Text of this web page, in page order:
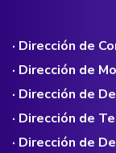
· Dirección de
· Dirección de
· Dirección de
· Dirección de
· Dirección de